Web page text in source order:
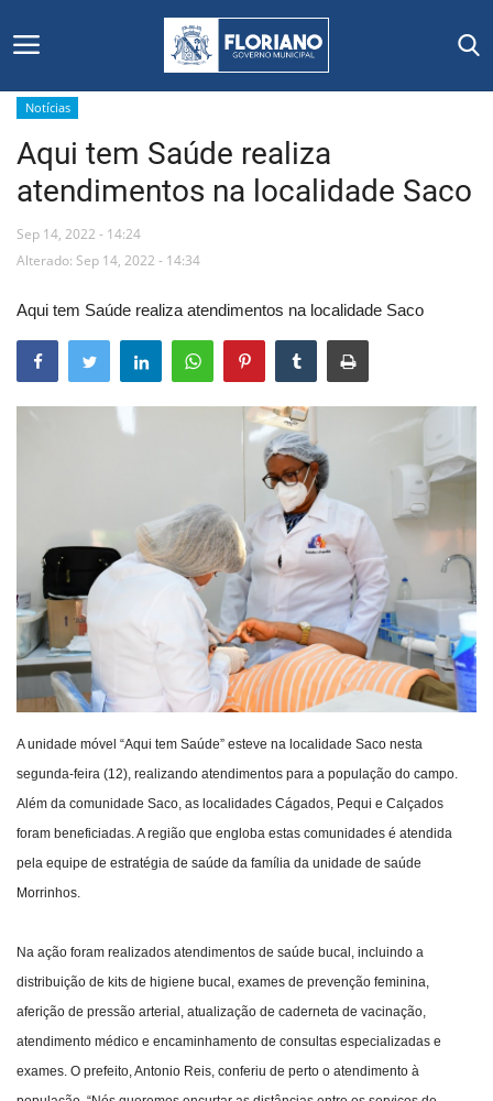
Início
Editais
Floriano
Secretarias e Órgãos
Mural de Licitações
Webmail
Contato
Notícias
Aqui tem Saúde realiza
atendimentos na localidade Saco
Sep 14, 2022 - 14:24
Alterado: Sep 14, 2022 - 14:34
Aqui tem Saúde realiza atendimentos na localidade Saco
A unidade móvel “Aqui tem Saúde” esteve na localidade Saco nesta
segunda-feira (12), realizando atendimentos para a população do campo.
Além da comunidade Saco, as localidades Cágados, Pequi e Calçados
foram beneficiadas. A região que engloba estas comunidades é atendida
pela equipe de estratégia de saúde da família da unidade de saúde
Morrinhos.
Na ação foram realizados atendimentos de saúde bucal, incluindo a
distribuição de kits de higiene bucal, exames de prevenção feminina,
aferição de pressão arterial, atualização de caderneta de vacinação,
atendimento médico e encaminhamento de consultas especializadas e
exames. O prefeito, Antonio Reis, conferiu de perto o atendimento à